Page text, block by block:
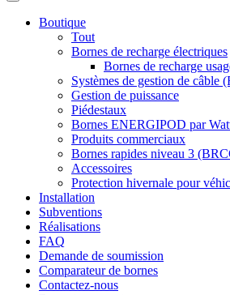
Boutique
Tout
Bornes de recharge électriques
Bornes de recharge
Systèmes de gestion de câble
Gestion de puissance
Piédestaux
Bornes ENERGIPOD par
Produits commerciaux
Bornes rapides niveau 3
Accessoires
Protection hivernale pour
Installation
Subventions
Réalisations
FAQ
Demande de soumission
Comparateur de bornes
Contactez-nous